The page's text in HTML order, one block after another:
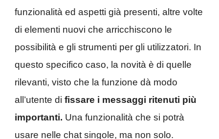
funzionalità ed aspetti già presenti, altre volte
di elementi nuovi che arricchiscono le
possibilità e gli strumenti per gli utilizzatori. In
questo specifico caso, la novità è di quelle
rilevanti, visto che la funzione dà modo
all’utente di fissare i messaggi ritenuti più
importanti. Una funzionalità che si potrà
usare nelle chat singole, ma non solo.